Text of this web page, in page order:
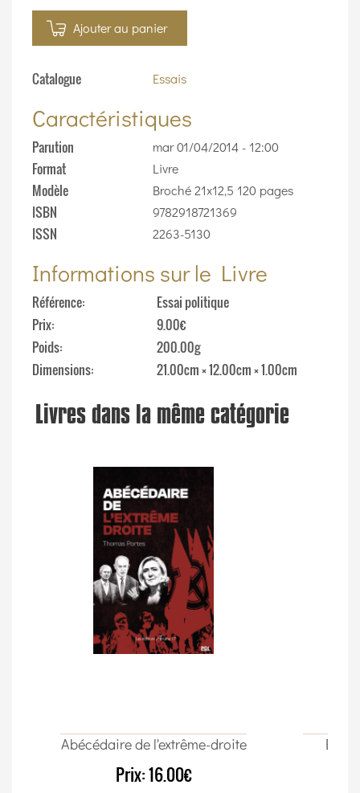
Ajouter au panier
Catalogue Essais
Caractéristiques
Parution mar 01/04/2014 - 12:00
Format Livre
Modèle Broché 21x12,5 120 pages
ISBN 9782918721369
ISSN 2263-5130
Informations sur le Livre
Référence
Essai politique
Prix
9.00€
Poids
200.00g
Dimensions
21.00cm × 12.00cm × 1.00cm
Livres dans la même catégorie
Abécédaire de l'extrême-droite
Prix:16.00€